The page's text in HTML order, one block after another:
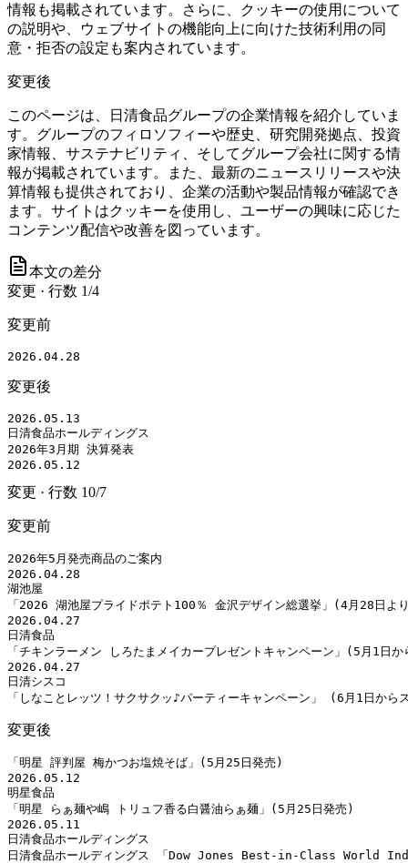
情報も掲載されています。さらに、クッキーの使用について
の説明や、ウェブサイトの機能向上に向けた技術利用の同
意・拒否の設定も案内されています。
変更後
このページは、日清食品グループの企業情報を紹介していま
す。グループのフィロソフィーや歴史、研究開発拠点、投資
家情報、サステナビリティ、そしてグループ会社に関する情
報が掲載されています。また、最新のニュースリリースや決
算情報も提供されており、企業の活動や製品情報が確認でき
ます。サイトはクッキーを使用し、ユーザーの興味に応じた
コンテンツ配信や改善を図っています。
本文の差分
変更 · 行数 1/4
変更前
2026.04.28
変更後
2026.05.13
日清食品ホールディングス
2026年3月期 決算発表
2026.05.12
変更 · 行数 10/7
変更前
2026年5月発売商品のご案内
2026.04.28
湖池屋
「2026 湖池屋プライドポテト100％ 金沢デザイン総選挙」(4月28日よ
2026.04.27
日清食品
「チキンラーメン しろたまメイカープレゼントキャンペーン」(5月1日
2026.04.27
日清シスコ
「しなことレッツ！サクサクッ♪パーティーキャンペーン」 (6月1日から
変更後
「明星 評判屋 梅かつお塩焼そば」(5月25日発売)
2026.05.12
明星食品
「明星 らぁ麺や嶋 トリュフ香る白醤油らぁ麺」(5月25日発売)
2026.05.11
日清食品ホールディングス
日清食品ホールディングス 「Dow Jones Best-in-Class World